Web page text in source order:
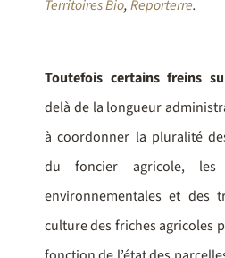
Territoires Bio,Reporterre.
Toutefois certains freins
delà de la longueur
à coordonner la pluralité
du foncier agricole,
environnementales et des
culture des friches agricoles